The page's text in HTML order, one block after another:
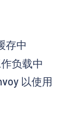
存中
负载中
以使用